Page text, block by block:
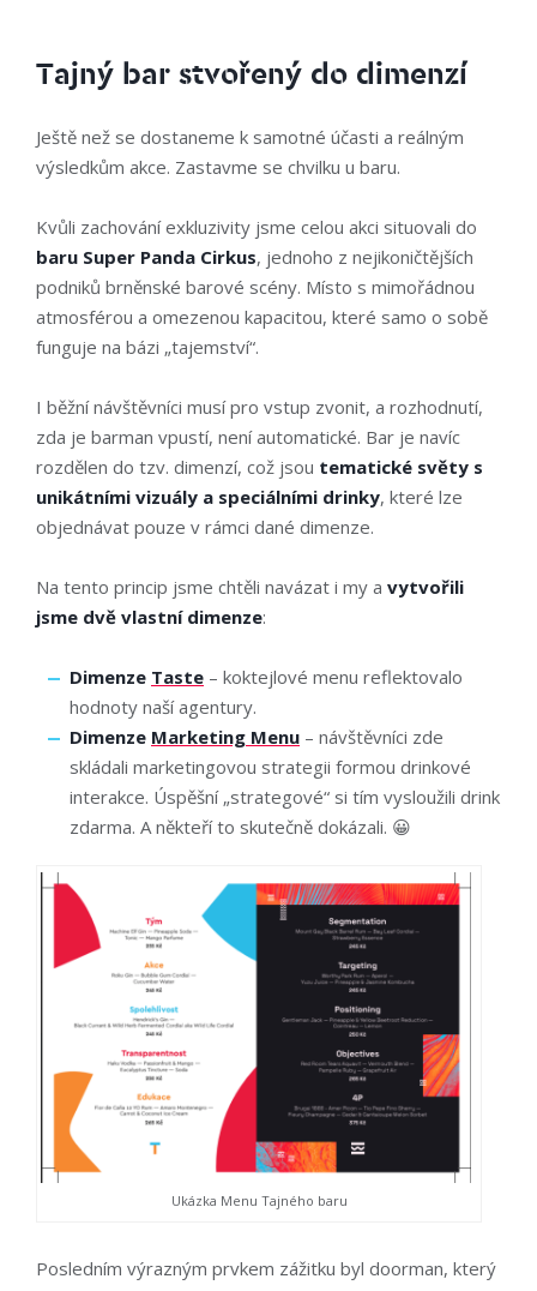
Tajný bar stvořený do dimenzí
Ještě než se dostaneme k samotné účasti a reálným
výsledkům akce. Zastavme se chvilku u baru.
Kvůli zachování exkluzivity jsme celou akci situovali do
baru Super Panda Cirkus, jednoho z nejikoničtějších
podniků brněnské barové scény. Místo s mimořádnou
atmosférou a omezenou kapacitou, které samo o sobě
funguje na bázi „tajemství“.
I běžní návštěvníci musí pro vstup zvonit, a rozhodnutí,
zda je barman vpustí, není automatické. Bar je navíc
rozdělen do tzv. dimenzí, což jsou tematické světy s
unikátními vizuály a speciálními drinky, které lze
objednávat pouze v rámci dané dimenze.
Na tento princip jsme chtěli navázat i my a vytvořili
jsme dvě vlastní dimenze:
Dimenze Taste – koktejlové menu reflektovalo
hodnoty naší agentury.
Dimenze Marketing Menu – návštěvníci zde
skládali marketingovou strategii formou drinkové
interakce. Úspěšní „strategové“ si tím vysloužili drink
zdarma. A někteří to skutečně dokázali. 😀
Ukázka Menu Tajného baru
Posledním výrazným prvkem zážitku byl doorman, který